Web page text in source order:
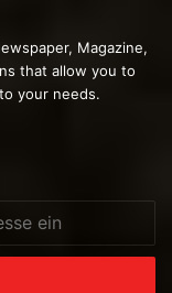
Magazine,
that allow you to
your needs.